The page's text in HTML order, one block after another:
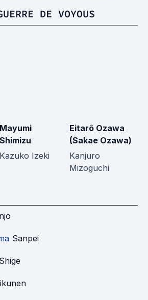
DE VOYOUS
Mayumi
Shimizu
Kazuko Izeki
Eitarô Ozawa
(Sakae Ozawa)
Kanjuro
Mizoguchi
Sanpei
Shige